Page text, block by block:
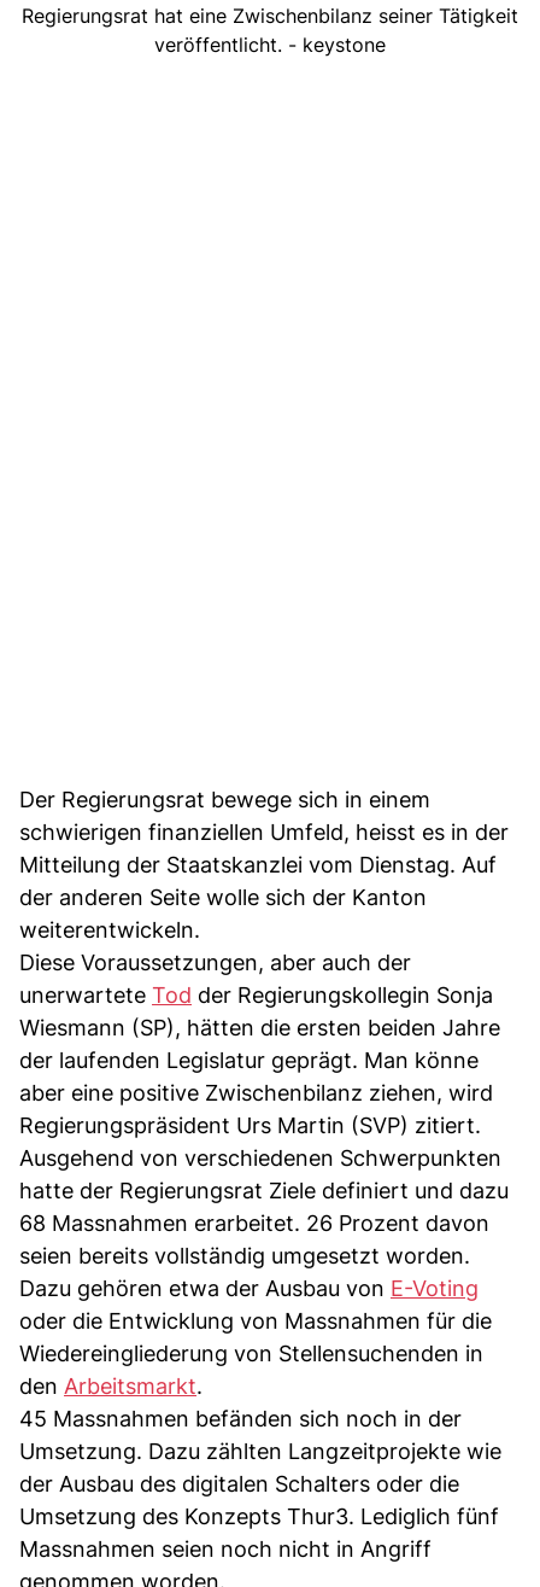
Regierungsrat hat eine Zwischenbilanz seiner Tätigkeit
veröffentlicht. - keystone
Der Regierungsrat bewege sich in einem
schwierigen finanziellen Umfeld, heisst es in der
Mitteilung der Staatskanzlei vom Dienstag. Auf
der anderen Seite wolle sich der Kanton
weiterentwickeln.
Diese Voraussetzungen, aber auch der
unerwartete Tod der Regierungskollegin Sonja
Wiesmann (SP), hätten die ersten beiden Jahre
der laufenden Legislatur geprägt. Man könne
aber eine positive Zwischenbilanz ziehen, wird
Regierungspräsident Urs Martin (SVP) zitiert.
Ausgehend von verschiedenen Schwerpunkten
hatte der Regierungsrat Ziele definiert und dazu
68 Massnahmen erarbeitet. 26 Prozent davon
seien bereits vollständig umgesetzt worden.
Dazu gehören etwa der Ausbau von E-Voting
oder die Entwicklung von Massnahmen für die
Wiedereingliederung von Stellensuchenden in
den Arbeitsmarkt.
45 Massnahmen befänden sich noch in der
Umsetzung. Dazu zählten Langzeitprojekte wie
der Ausbau des digitalen Schalters oder die
Umsetzung des Konzepts Thur3. Lediglich fünf
Massnahmen seien noch nicht in Angriff
genommen worden.